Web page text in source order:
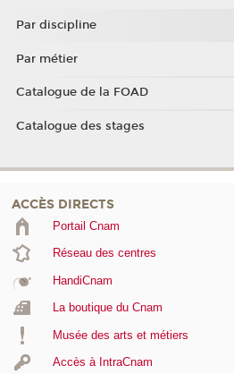
Par discipline
Par métier
Catalogue de la FOAD
Catalogue des stages
ACCÈS DIRECTS
Portail Cnam
Réseau des centres
HandiCnam
La boutique du Cnam
Musée des arts et métiers
Accès à IntraCnam